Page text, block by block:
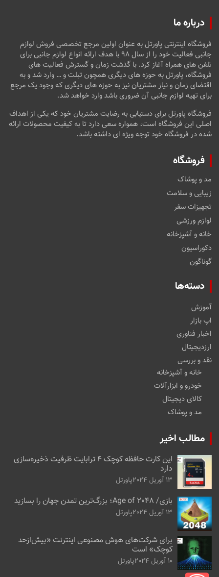
درباره ما
فروشگاه اینترنتی پاورتل به عنوان اولین مرجع تخصصی فروش لوازم
جانبی فعالیت خود را از سال ۹۸ با هدف ارائه انواع لوازم جانبی برای
تلفن های همراه آغاز کرد. با گذشت زمان و گسترش فعالیت های
فروشگاه، پاورتل به حوزه های دیگری همچون تبلت و … وارد شد و به
اقتضای زمان و نیاز مشتریان نیز به حوزه های دیگری که وجود یک مرجع
برای تهیه لوازم جانبی آن ضروری باشد وارد خواهد شد.
فروشگاه پاورتل برای دستیابی به رضایت مشتریان خود که یکی از اهداف
اصلی این فروشگاه است، همواره سعی دارد تا به کیفیت محصولات ارائه
شده در فروشگاه خود توجه ویژه ای داشته باشد.
فروشگاه
مد و پوشاک
زیبایی و سلامت
تجهیزات سفر
لوازم ورزشی
خانه و آشپزخانه
دکوراسیون
گوناگون
دسته‌ها
آموزش
اپ بازار
اخبار فناوری
ارزدیجیتال
نقد و بررسی
خانه و آشپزخانه
خودرو و ابزارآلات
کالای دیجیتال
مد و پوشاک
مطالب اخیر
این کارت حافظه کوچک ۴ ترابایت ظرفیت ذخیره‌سازی
دارد
13 آوریل 2024 پاورتل
بازی/ Age of 2048؛ بزرگ‌ترین تمدن جهان را بسازید
13 آوریل 2024 پاورتل
برای شرکت‌های هوش مصنوعی اینترنت «بیش‌از‌حد
کوچک» است
10 آوریل 2024 پاورتل